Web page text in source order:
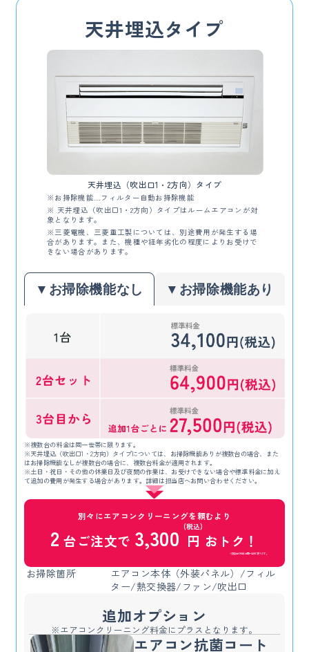
天井埋込タイプ
天井埋込（吹出口1・2方向）タイプ
※お掃除機能…フィルター自動お掃除機能
※ 天井埋込（吹出口1・2方向）タイプはルームエアコンが対
象となります。
※三菱電機、三菱重工製については、別途費用が発生する場
合があります。また、機種や経年劣化の程度によりお受けで
きない場合があります。
▼お掃除機能なし ▼お掃除機能あり
※複数台の料金は同一世帯に限ります。
※天井埋込（吹出口1・2方向）タイプについては、お掃除機能ありが複数台の場合、また
はお掃除機能なしが複数台の場合に、複数台料金が適用されます。
※土日・祝日・その他の休業日及び夜間の作業は、お受けできない場合や標準料金に加え
て追加の費用が発生する場合があります。詳細は担当店へお問い合わせください。
別々にエアコンクリーニングを頼むより
2 台ご注文で 3,300 円
(税込)
おトク！
※複数台の料金は同一世帯に限ります。
お掃除箇所
エアコン本体（外装パネル）/フィル
ター/熱交換器/ファン/吹出口
追加オプション
※エアコンクリーニング料金にプラスとなります。
エアコン抗菌コート